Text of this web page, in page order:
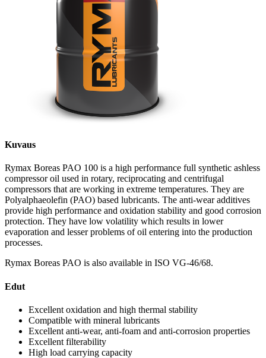
Kuvaus
Rymax Boreas PAO 100 is a high performance full synthetic ashless
compressor oil used in rotary, reciprocating and centrifugal
compressors that are working in extreme temperatures. They are
Polyalphaeolefin (PAO) based lubricants. The anti-wear additives
provide high performance and oxidation stability and good corrosion
protection. They have low volatility which results in lower
evaporation and lesser problems of oil entering into the production
processes.
Rymax Boreas PAO is also available in ISO VG-46/68.
Edut
Excellent oxidation and high thermal stability
Compatible with mineral lubricants
Excellent anti-wear, anti-foam and anti-corrosion properties
Excellent filterability
High load carrying capacity